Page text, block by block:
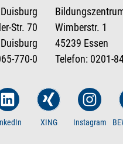
Str. 70
770-0
Wimberstr. 1
45239 Essen
Telefon: 0201-
XING Instagram